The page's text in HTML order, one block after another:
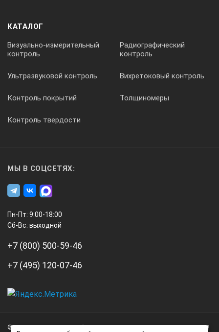
КАТАЛОГ
Визуально-измерительный
контроль
Радиографический
контроль
Ультразвуковой контроль Вихретоковый контроль
Контроль покрытий Толщиномеры
Контроль твердости
МЫ В СОЦСЕТЯХ:
Пн-Пт: 9:00-18:00
Сб-Вс: выходной
+7 (800) 500-59-46
+7 (495) 120-07-46
© 2026 А3 Инжиниринг Обращаем Ваше внимание на то, что данный